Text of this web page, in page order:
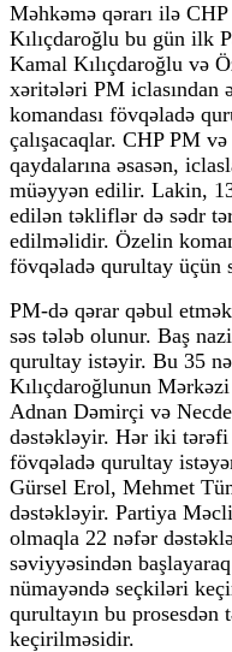
Məhkəmə qərarı ilə
Kılıçdaroğlu bu gün ilk
Kamal Kılıçdaroğlu və
xəritələri PM iclasından
komandası fövqəladə
çalışacaqlar. CHP PM
qaydalarına əsasən,
müəyyən edilir. Lakin,
edilən təkliflər də sədr
edilməlidir. Özelin
fövqəladə qurultay üçün
PM-də qərar qəbul
səs tələb olunur. Baş
qurultay istəyir. Bu 35
Kılıçdaroğlunun
Adnan Dəmirçi və
dəstəkləyir. Hər iki tərəfi
fövqəladə qurultay
Gürsel Erol, Mehmet
dəstəkləyir. Partiya
olmaqla 22 nəfər
səviyyəsindən
nümayəndə seçkiləri
qurultayın bu
keçirilməsidir.